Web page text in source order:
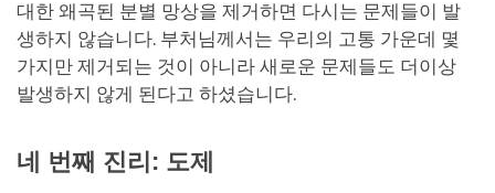
대한 왜곡된 분별 망상을 제거하면 다시는 문제들이 발
생하지 않습니다. 부처님께서는 우리의 고통 가운데 몇
가지만 제거되는 것이 아니라 새로운 문제들도 더이상
발생하지 않게 된다고 하셨습니다.
네 번째 진리: 도제